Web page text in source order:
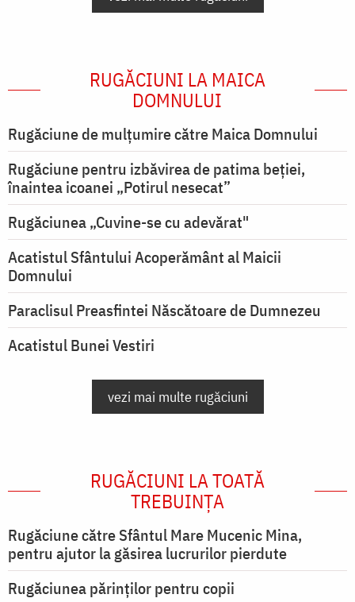
RUGĂCIUNI LA MAICA
DOMNULUI
Rugăciune de mulţumire către Maica Domnului
Rugăciune pentru izbăvirea de patima beției,
înaintea icoanei „Potirul nesecat”
Rugăciunea „Cuvine-se cu adevărat"
Acatistul Sfântului Acoperământ al Maicii
Domnului
Paraclisul Preasfintei Născătoare de Dumnezeu
Acatistul Bunei Vestiri
vezi mai multe rugăciuni
RUGĂCIUNI LA TOATĂ
TREBUINȚA
Rugăciune către Sfântul Mare Mucenic Mina,
pentru ajutor la găsirea lucrurilor pierdute
Rugăciunea părinților pentru copii